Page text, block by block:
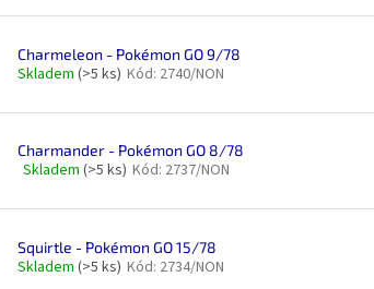
Charmeleon - Pokémon GO 9/78
Skladem (>5 ks) Kód: 2740/NON
Charmander - Pokémon GO 8/78
Průměrné
produktu
5,0
z
Skladem (>5 ks) Kód: 2737/NON
Squirtle - Pokémon GO 15/78
Skladem (>5 ks) Kód: 2734/NON